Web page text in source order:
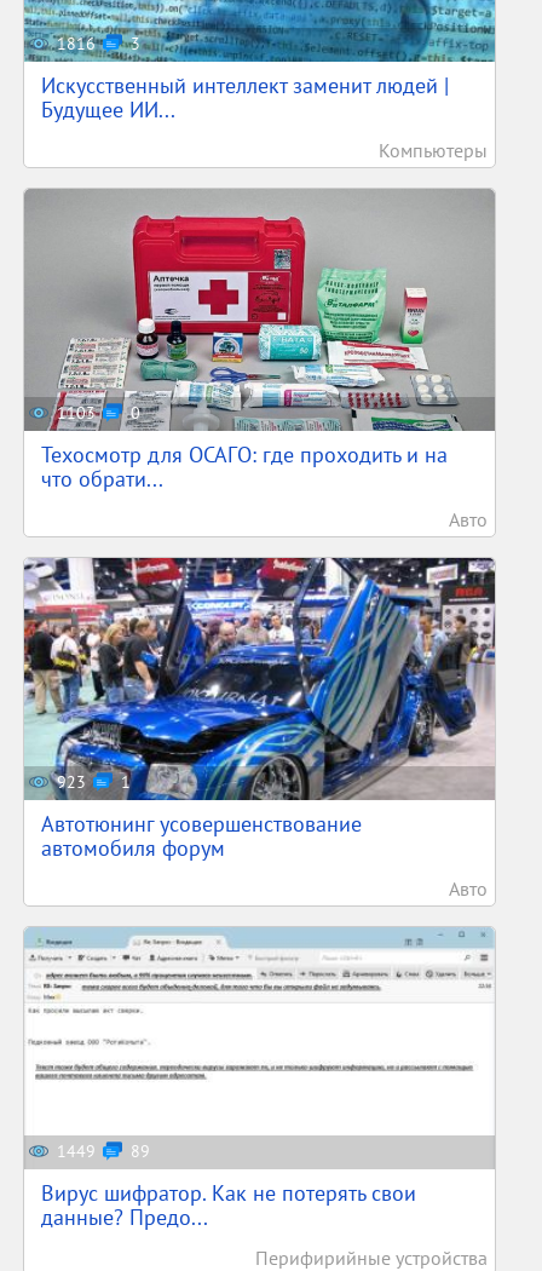
1816 3
Искусственный интеллект заменит людей |
Будущее ИИ...
Компьютеры
1103 0
Техосмотр для ОСАГО: где проходить и на
что обрати...
Авто
923 1
Автотюнинг усовершенствование
автомобиля форум
Авто
1449 89
Вирус шифратор. Как не потерять свои
данные? Предо...
Перифирийные устройства